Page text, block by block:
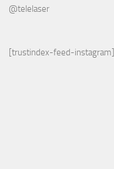
@telelaser
[trustindex-feed-instagram]